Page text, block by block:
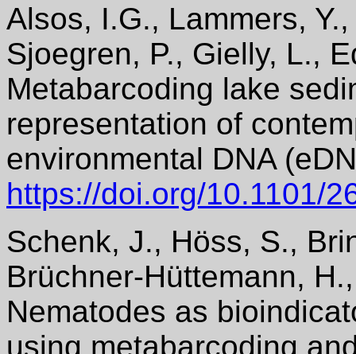
Alsos, I.G., Lammers,
Sjoegren, P., Gielly, L.,
Metabarcoding lake
representation of
environmental DNA
https://doi.org/10.1101/
Schenk, J., Höss, S.,
Brüchner-Hüttemann,
Nematodes as
using metabarcoding